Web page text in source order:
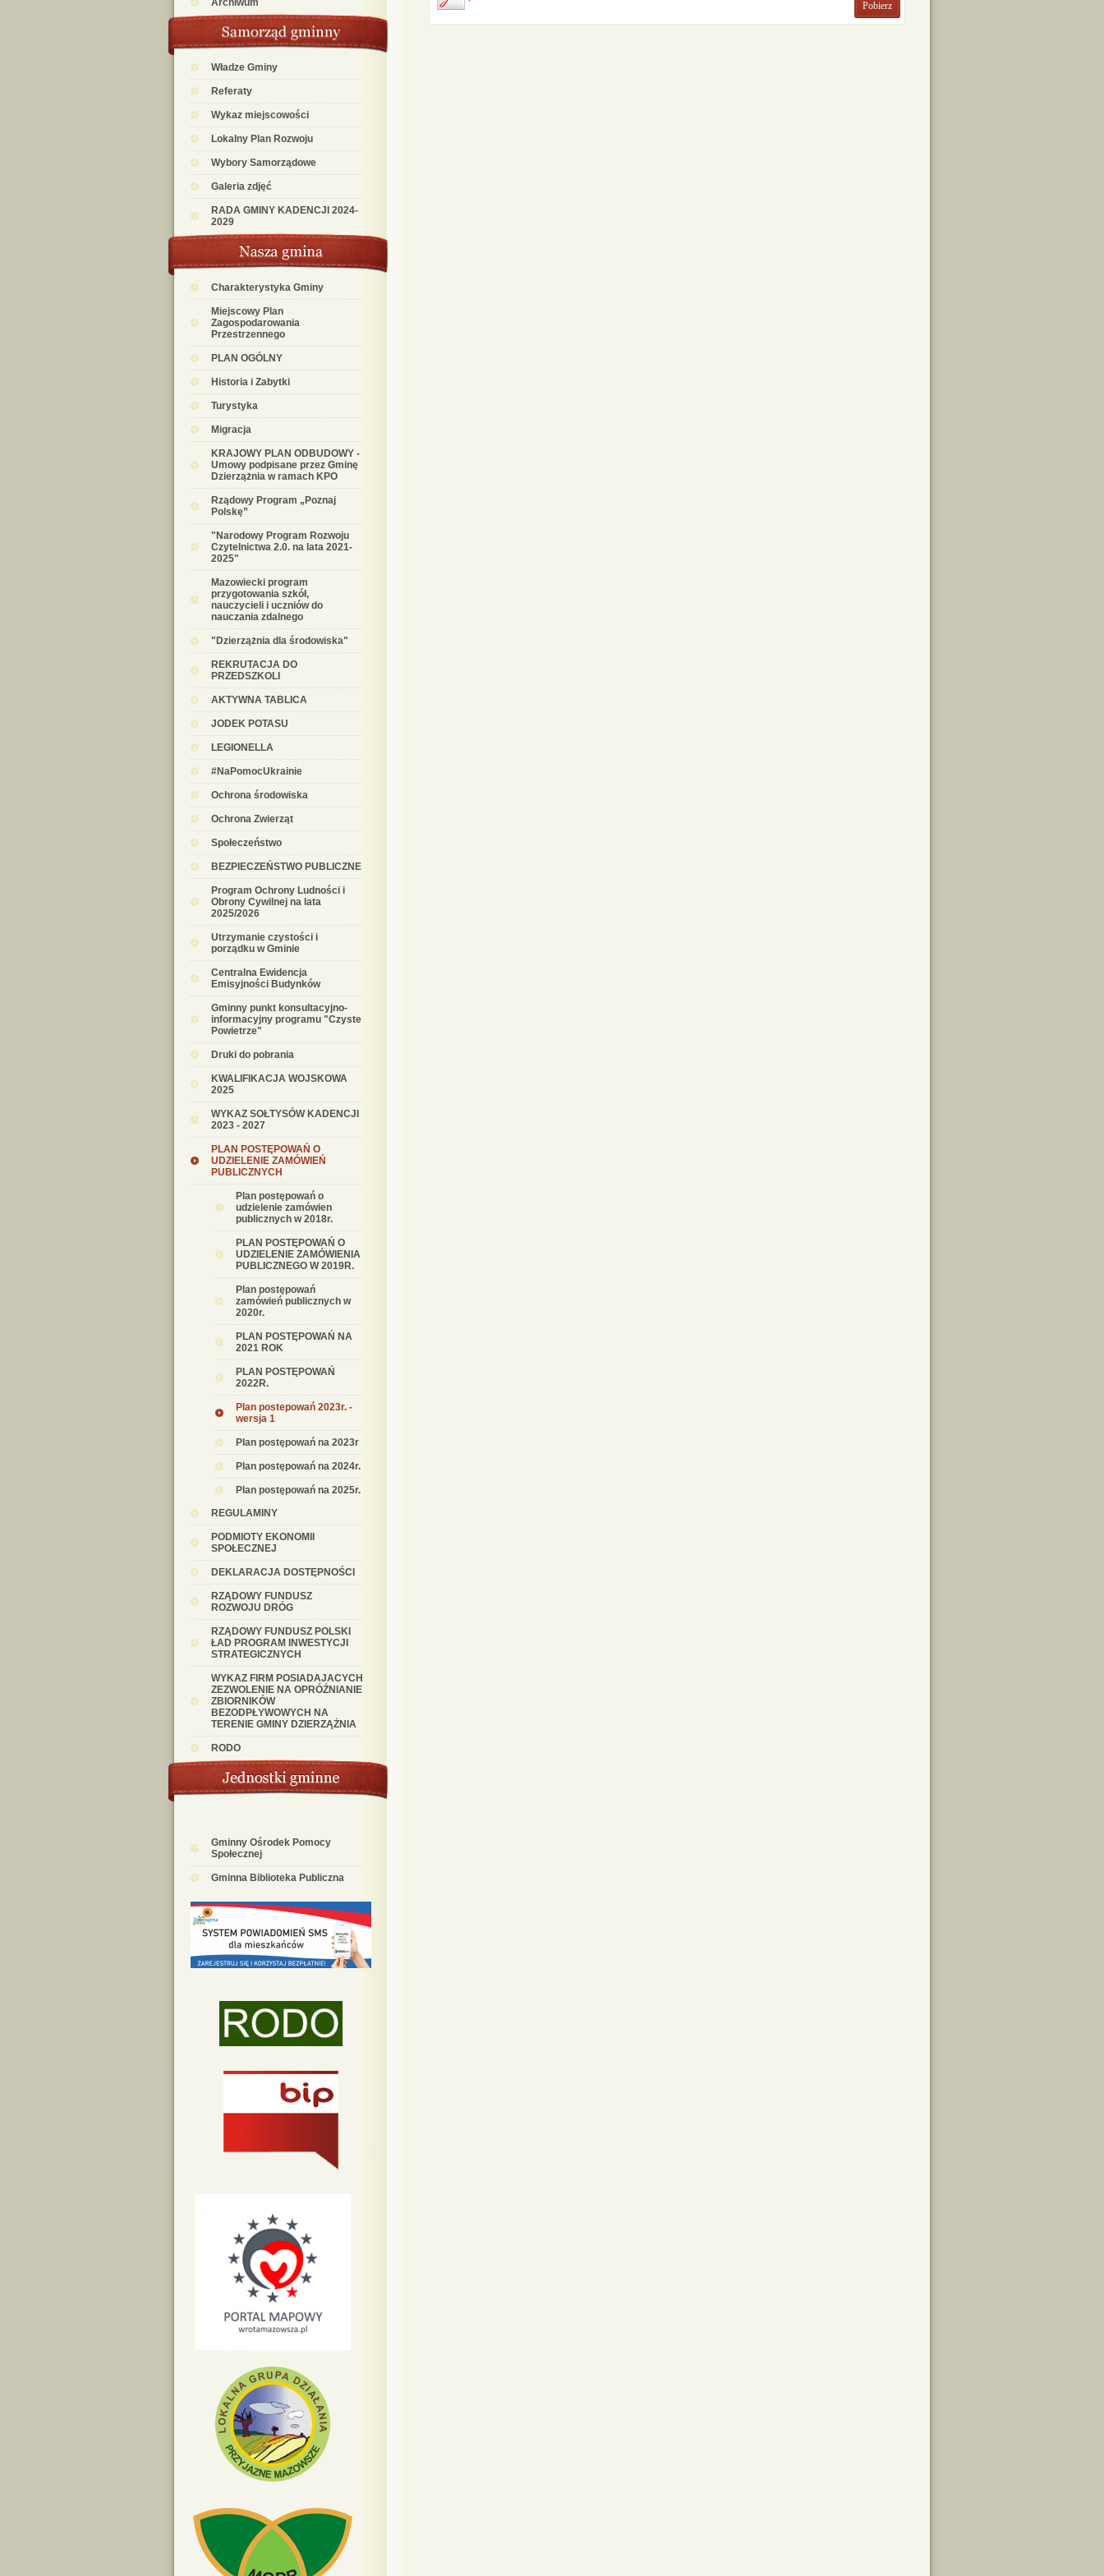
Archiwum
Władze Gminy
Referaty
Wykaz miejscowości
Lokalny Plan Rozwoju
Wybory Samorządowe
Galeria zdjęć
RADA GMINY KADENCJI 2024-
2029
Charakterystyka Gminy
Miejscowy Plan
Zagospodarowania
Przestrzennego
PLAN OGÓLNY
Historia i Zabytki
Turystyka
Migracja
KRAJOWY PLAN ODBUDOWY -
Umowy podpisane przez Gminę
Dzierzążnia w ramach KPO
Rządowy Program „Poznaj
Polskę”
"Narodowy Program Rozwoju
Czytelnictwa 2.0. na lata 2021-
2025"
Mazowiecki program
przygotowania szkół,
nauczycieli i uczniów do
nauczania zdalnego
"Dzierzążnia dla środowiska"
REKRUTACJA DO
PRZEDSZKOLI
AKTYWNA TABLICA
JODEK POTASU
LEGIONELLA
#NaPomocUkrainie
Ochrona środowiska
Ochrona Zwierząt
Społeczeństwo
BEZPIECZEŃSTWO PUBLICZNE
Program Ochrony Ludności i
Obrony Cywilnej na lata
2025/2026
Utrzymanie czystości i
porządku w Gminie
Centralna Ewidencja
Emisyjności Budynków
Gminny punkt konsultacyjno-
informacyjny programu "Czyste
Powietrze"
Druki do pobrania
KWALIFIKACJA WOJSKOWA
2025
WYKAZ SOŁTYSÓW KADENCJI
2023 - 2027
PLAN POSTĘPOWAŃ O
UDZIELENIE ZAMÓWIEŃ
PUBLICZNYCH
Plan postępowań o
udzielenie zamówien
publicznych w 2018r.
PLAN POSTĘPOWAŃ O
UDZIELENIE ZAMÓWIENIA
PUBLICZNEGO W 2019R.
Plan postępowań
zamówień publicznych w
2020r.
PLAN POSTĘPOWAŃ NA
2021 ROK
PLAN POSTĘPOWAŃ
2022R.
Plan postepowań 2023r. -
wersja 1
Plan postępowań na 2023r
Plan postępowań na 2024r.
Plan postępowań na 2025r.
REGULAMINY
PODMIOTY EKONOMII
SPOŁECZNEJ
DEKLARACJA DOSTĘPNOŚCI
RZĄDOWY FUNDUSZ
ROZWOJU DRÓG
RZĄDOWY FUNDUSZ POLSKI
ŁAD PROGRAM INWESTYCJI
STRATEGICZNYCH
WYKAZ FIRM POSIADAJACYCH
ZEZWOLENIE NA OPRÓŹNIANIE
ZBIORNIKÓW
BEZODPŁYWOWYCH NA
TERENIE GMINY DZIERZĄŻNIA
RODO
Gminny Ośrodek Pomocy
Społecznej
Gminna Biblioteka Publiczna
Pobierz